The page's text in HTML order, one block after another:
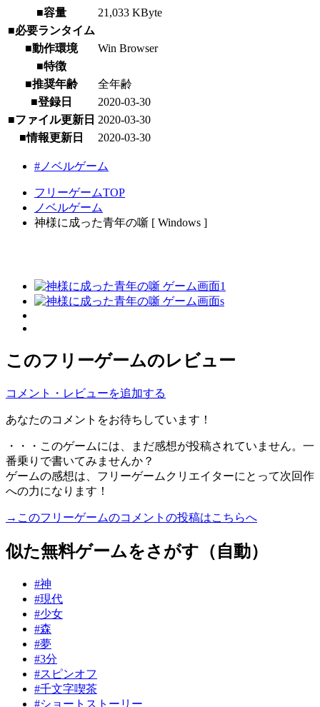
■容量
21,033 KByte
■必要ランタイム
■動作環境
Win Browser
■特徴
■推奨年齢
全年齢
■登録日
2020-03-30
■ファイル更新日 2020-03-30
■情報更新日
2020-03-30
#ノベルゲーム
フリーゲームTOP
ノベルゲーム
神様に成った青年の噺 [ Windows ]
このフリーゲームのレビュー
コメント・レビューを追加する
あなたのコメントをお待ちしています！
・・・このゲームには、まだ感想が投稿されていません。一
番乗りで書いてみませんか？
ゲームの感想は、フリーゲームクリエイターにとって次回作
への力になります！
→このフリーゲームのコメントの投稿はこちらへ
似た無料ゲームをさがす（自動）
#神
#現代
#少女
#森
#夢
#3分
#スピンオフ
#千文字喫茶
#ショートストーリー